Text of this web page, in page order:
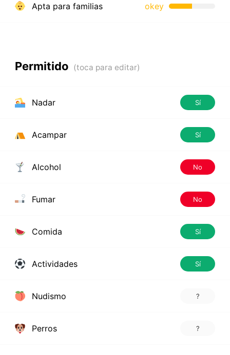
Apta para familias okey
Permitido
Nadar Sí
Acampar Sí
Alcohol No
Fumar No
Comida Sí
Actividades Sí
Nudismo ?
Perros ?